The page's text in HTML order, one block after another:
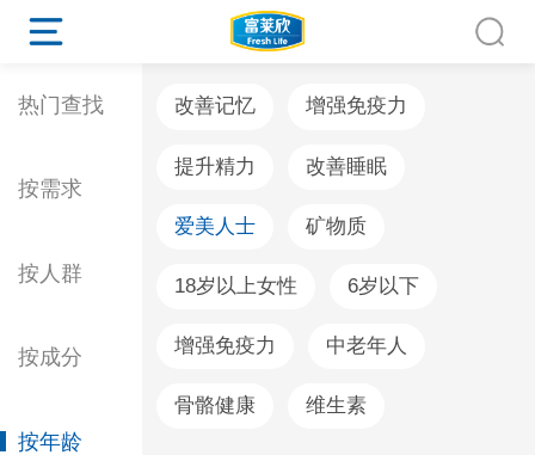
热门查找
按需求
按人群
按成分
按年龄
改善记忆 增强免疫力
提升精力 改善睡眠
爱美人士 矿物质
18岁以上女性 6岁以下
增强免疫力 中老年人
骨骼健康 维生素